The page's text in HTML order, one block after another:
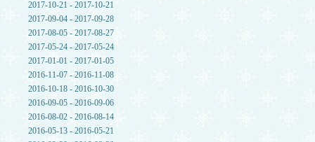
2017-10-21 - 2017-10-21
2017-09-04 - 2017-09-28
2017-08-05 - 2017-08-27
2017-05-24 - 2017-05-24
2017-01-01 - 2017-01-05
2016-11-07 - 2016-11-08
2016-10-18 - 2016-10-30
2016-09-05 - 2016-09-06
2016-08-02 - 2016-08-14
2016-05-13 - 2016-05-21